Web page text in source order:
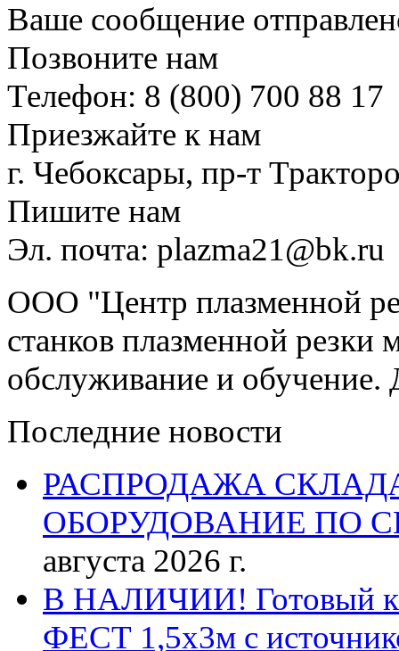
Ваше сообщение
Позвоните нам
Телефон: 8 (800) 700 88 17
Приезжайте к нам
г. Чебоксары, пр-т
Пишите нам
Эл. почта: plazma21@bk.ru
ООО "Центр плазменной
станков плазменной резки
обслуживание и обучение.
Последние новости
РАСПРОДАЖА
ОБОРУДОВАНИЕ ПО
августа 2026 г.
В НАЛИЧИИ! Готовый к
ФЕСТ 1,5х3м с